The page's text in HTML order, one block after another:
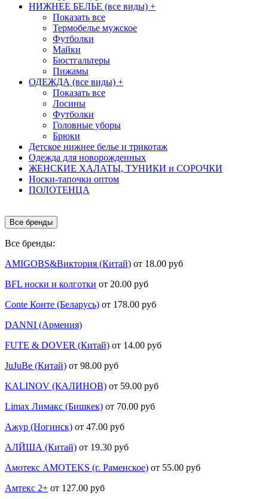
НИЖНЕЕ БЕЛЬЕ (все виды) +
Показать все
Термобелье мужское
Футболки
Майки
Бюстгальтеры
Пижамы
ОДЕЖДА (все виды) +
Показать все
Лосины
Футболки
Головные уборы
Брюки
Детское нижнее белье и трикотаж
Одежда для новорожденных
ЖЕНСКИЕ ХАЛАТЫ, ТУНИКИ и СОРОЧКИ
Носки-тапочки оптом
ПОЛОТЕНЦА
Все бренды
Все бренды:
AMIGOBS&Виктория (Китай) от 18.00 руб
BFL носки и колготки от 20.00 руб
Conte Конте (Беларусь) от 178.00 руб
DANNI (Армения)
FUTE & DOVER (Китай) от 14.00 руб
JuJuBe (Китай) от 98.00 руб
KALINOV (КАЛИНОВ) от 59.00 руб
Limax Лимакс (Бишкек) от 70.00 руб
Ажур (Ногинск) от 47.00 руб
АЛЙША (Китай) от 19.30 руб
Амотекс AMOTEKS (г. Раменское) от 55.00 руб
Амтекс 2+ от 127.00 руб